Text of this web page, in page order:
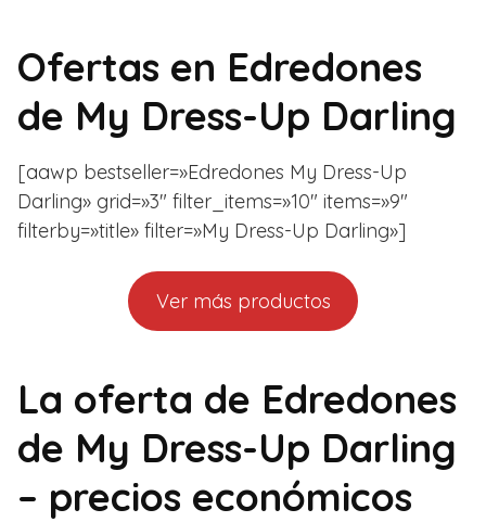
Ofertas en Edredones
de My Dress-Up Darling
[aawp bestseller=»Edredones My Dress-Up
Darling» grid=»3″ filter_items=»10″ items=»9″
filterby=»title» filter=»My Dress-Up Darling»]
Ver más productos
La oferta de Edredones
de My Dress-Up Darling
– precios económicos